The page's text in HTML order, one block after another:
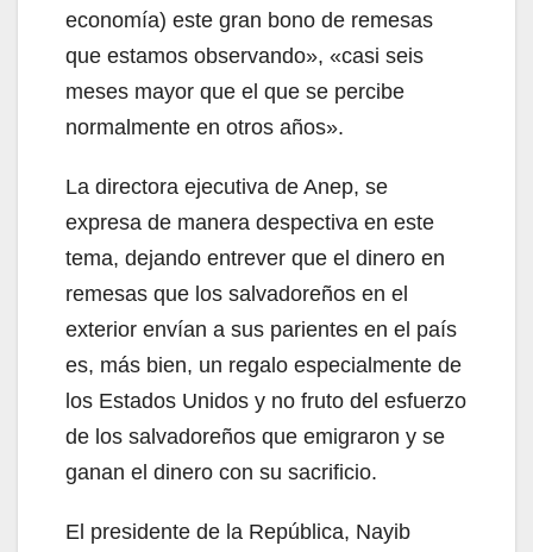
economía) este gran bono de remesas
que estamos observando», «casi seis
meses mayor que el que se percibe
normalmente en otros años».
La directora ejecutiva de Anep, se
expresa de manera despectiva en este
tema, dejando entrever que el dinero en
remesas que los salvadoreños en el
exterior envían a sus parientes en el país
es, más bien, un regalo especialmente de
los Estados Unidos y no fruto del esfuerzo
de los salvadoreños que emigraron y se
ganan el dinero con su sacrificio.
El presidente de la República, Nayib